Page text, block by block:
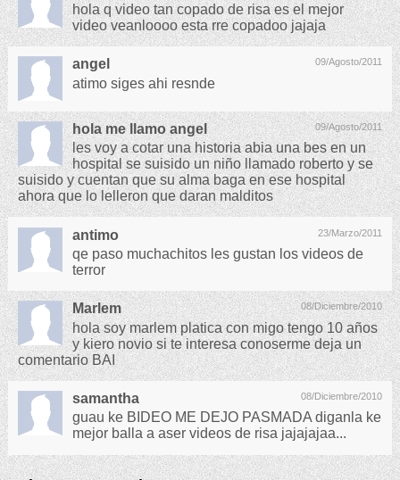
hola q video tan copado de risa es el mejor
video veanloooo esta rre copadoo jajaja
09/Agosto/2011
angel
atimo siges ahi resnde
09/Agosto/2011
hola me llamo angel
les voy a cotar una historia abia una bes en un
hospital se suisido un niño llamado roberto y se
suisido y cuentan que su alma baga en ese hospital
ahora que lo lelleron que daran malditos
23/Marzo/2011
antimo
qe paso muchachitos les gustan los videos de
terror
08/Diciembre/2010
Marlem
hola soy marlem platica con migo tengo 10 años
y kiero novio si te interesa conoserme deja un
comentario BAI
08/Diciembre/2010
samantha
guau ke BIDEO ME DEJO PASMADA diganla ke
mejor balla a aser videos de risa jajajajaa...